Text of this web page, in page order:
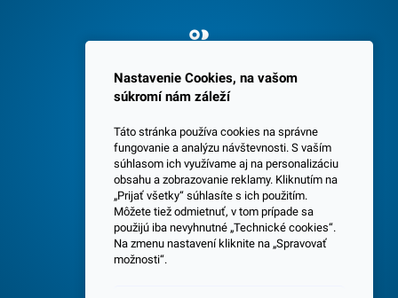
Spokojných 3600 zákazníkov
Centrála a predajňa v Senci
Nastavenie Cookies, na vašom
súkromí nám záleží
Táto stránka používa cookies na správne
fungovanie a analýzu návštevnosti. S vaším
súhlasom ich využívame aj na personalizáciu
obsahu a zobrazovanie reklamy. Kliknutím na
„Prijať všetky“ súhlasíte s ich použitím.
Môžete tiež odmietnuť, v tom prípade sa
použijú iba nevyhnutné „Technické cookies“.
Na zmenu nastavení kliknite na „Spravovať
možnosti“.